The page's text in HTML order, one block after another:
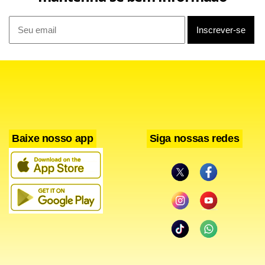
pets, fortalecendo a nossa política de proteção aos
animais, com Estado e sociedade civil unidos. Iniciativa que
governadora Celina Leão.
Baixe nosso app Siga nossas redes